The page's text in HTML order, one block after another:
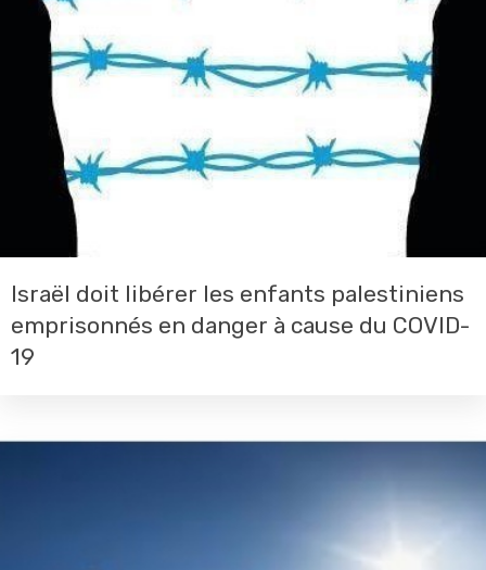
Israël doit libérer les enfants palestiniens
emprisonnés en danger à cause du COVID-
19